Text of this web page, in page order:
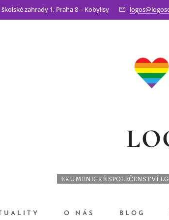
školské zahrady 1, Praha 8 – Kobylisy
EKUMENICKÉ SPOLEČENSTVÍ
O NÁS BLOG